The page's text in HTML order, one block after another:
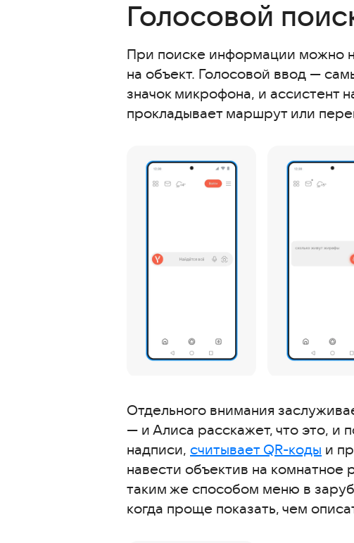
Голосовой
При поиске информации можно
на объект. Голосовой ввод —
значок микрофона, и ассистент
прокладывает маршрут или
Отдельного внимания
— и Алиса расскажет, что это, и
надписи, считывает QR-коды и
навести объектив на комнатное
таким же способом меню в
когда проще показать, чем